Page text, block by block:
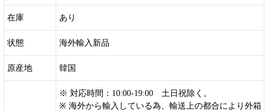
在庫 あり
状態 海外輸入新品
原産地 韓国
※ 対応時間：10:00-19:00 土日祝除く。
※ 海外から輸入している為、輸送上の都合により外箱